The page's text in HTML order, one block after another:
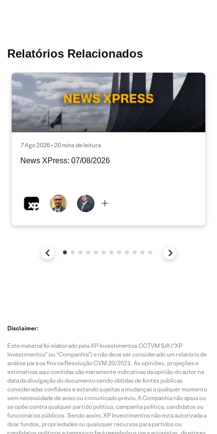
Relatórios Relacionados
7 Ago 2026 • 20 mins de leitura
News XPress: 07/08/2026
Disclaimer:
Este material foi elaborado pela XP Investimentos CCTVM S/A (“XP
Investimentos” ou “Companhia”) e não deve ser considerado um relatório de
análise para os fins na Resolução CVM 20/2021. As opiniões, projeções e
estimativas aqui contidas são meramente indicativas da opinião do autor na
data da divulgação do documento sendo obtidas de fontes públicas
consideradas confiáveis e estando sujeitas a mudanças a qualquer momento
sem necessidade de aviso ou comunicado prévio. A Companhia não apoia ou
se opõe contra qualquer partido político, campanha política, candidatos ou
funcionários públicos. Sendo assim, XP Investimentos não está autorizada a
doar fundos, propriedades ou quaisquer recursos para partidos ou